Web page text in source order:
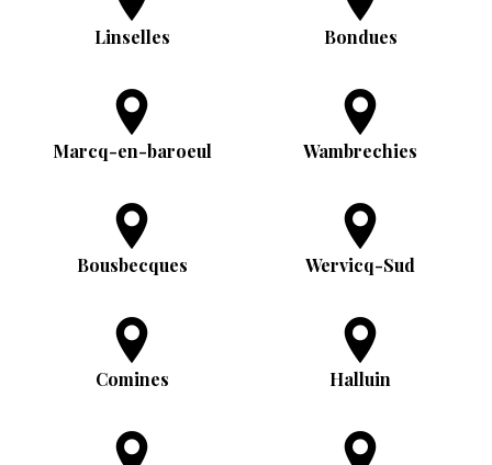
Linselles Bondues
Marcq-en-baroeul Wambrechies
Bousbecques Wervicq-Sud
Comines Halluin